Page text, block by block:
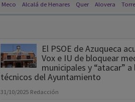
Meco Alcalá de Henares Quer Alovera
El PSOE de Azuqueca
Vox e IU de bloquear
municipales y “atacar” a
técnicos del Ayuntamiento
31/10/2025 Redacción